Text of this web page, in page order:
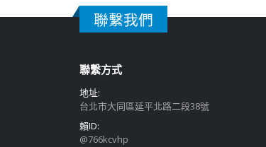
聯繫我們
聯繫方式
地址:
台北市大同區延平北路二段38號
賴ID:
@766kcvhp